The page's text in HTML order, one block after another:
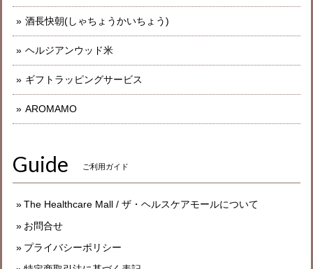
酒長快朝(しゃちょうかいちょう)
ヘルジアンウッド米
ギフトラッピングサービス
AROMAMO
Guide ご利用ガイド
The Healthcare Mall / ザ・ヘルスケアモールについて
お問合せ
プライバシーポリシー